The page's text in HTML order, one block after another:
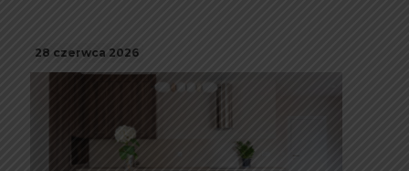
28 czerwca 2026